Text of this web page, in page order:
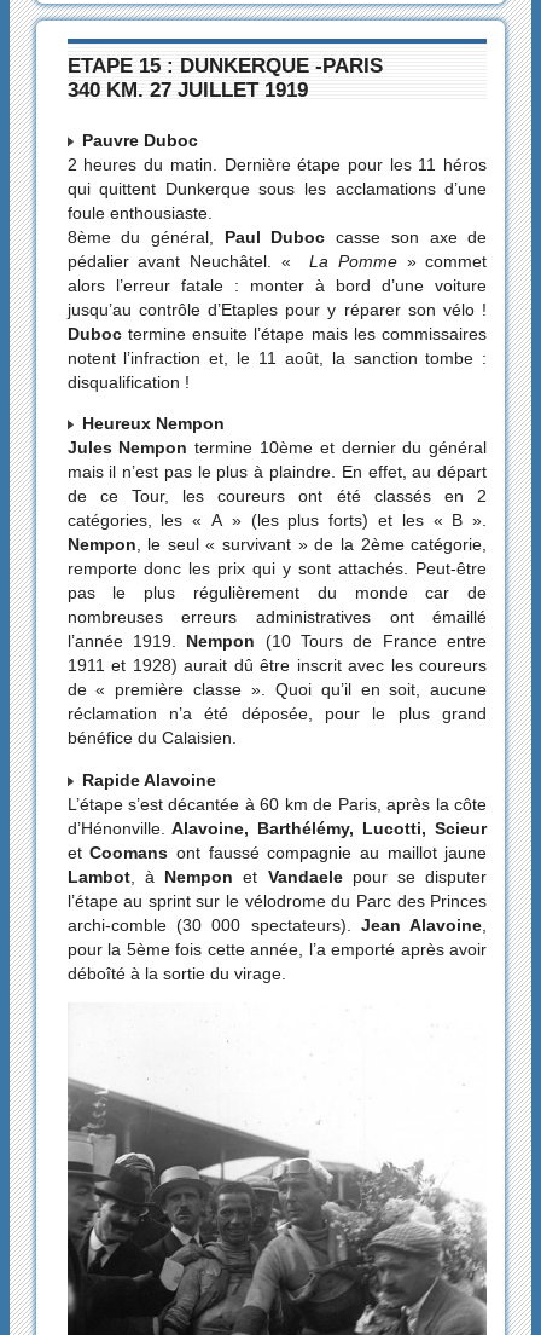
ETAPE 15 : DUNKERQUE -PARIS
340 KM. 27 JUILLET 1919
Pauvre Duboc
2 heures du matin. Dernière étape pour les 11 héros
qui quittent Dunkerque sous les acclamations d’une
foule enthousiaste.
8ème du général,
Paul Duboc casse son axe de
pédalier avant Neuchâtel. «
La Pomme» commet
alors l’erreur fatale : monter à bord d’une voiture
jusqu’au contrôle d’Etaples pour y réparer son vélo !
Duboctermine ensuite l’étape mais les commissaires
notent l’infraction et, le 11 août, la sanction tombe :
disqualification !
Heureux Nempon
Jules Nempon termine 10ème et dernier du général
mais il n’est pas le plus à plaindre. En effet, au départ
de ce Tour, les coureurs ont été classés en 2
catégories, les « A » (les plus forts) et les « B ».
Nempon, le seul « survivant » de la 2ème catégorie,
remporte donc les prix qui y sont attachés. Peut-être
pas le plus régulièrement du monde car de
nombreuses erreurs administratives ont émaillé
l’année 1919. Nempon (10 Tours de France entre
1911 et 1928) aurait dû être inscrit avec les coureurs
de « première classe ». Quoi qu’il en soit, aucune
réclamation n’a été déposée, pour le plus grand
bénéfice du Calaisien.
Rapide Alavoine
L’étape s’est décantée à 60 km de Paris, après la côte
d’Hénonville. Alavoine, Barthélémy, Lucotti, Scieur
etCoomans ont faussé compagnie au maillot jaune
Lambot, à Nempon et Vandaelepour se disputer
l’étape au sprint sur le vélodrome du Parc des Princes
archi-comble (30 000 spectateurs). Jean Alavoine
pour la 5ème fois cette année, l’a emporté après avoir
déboîté à la sortie du virage.